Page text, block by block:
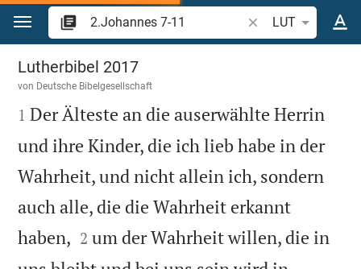
Zum Inhalt springen
Bibelstelle oder
LUT
2.Johannes 1
Lutherbibel 2017
von Deutsche Bibelgesellschaft

1 Der Älteste an die auserwählte Herrin
und ihre Kinder, die ich lieb habe in der
Wahrheit, und nicht allein ich, sondern
auch alle, die die Wahrheit erkannt
haben, 

2 um der Wahrheit willen, die in